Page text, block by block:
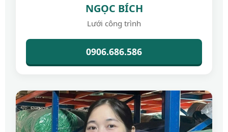
NGỌC BÍCH
Lưới công trình
0906.686.586